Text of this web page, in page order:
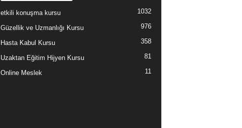
etkili konuşma kursu 1032
Güzellik ve Uzmanlığı Kursu 976
Hasta Kabul Kursu 358
Uzaktan Eğitim Hijyen Kursu 81
Online Meslek 11